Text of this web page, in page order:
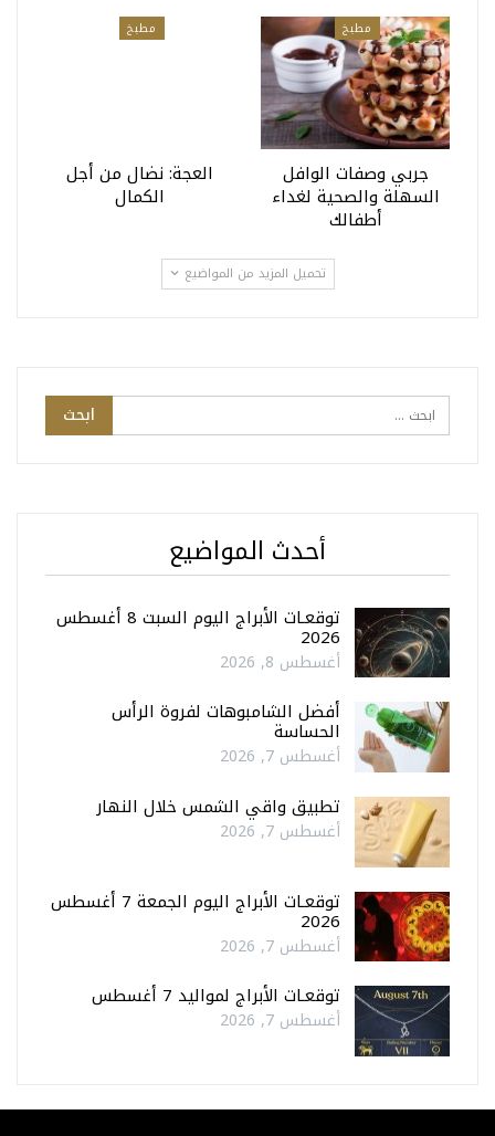
مطبخ
جربي وصفات الوافل
السهلة والصحية لغداء
أطفالك
مطبخ
العجة: نضال من أجل
الكمال
تحميل المزيد من المواضيع
أحدث المواضيع
توقعـات الأبراج اليوم السبت 8 أغسطس
2026
أغسطس 8, 2026
أفضل الشامبوهات لفروة الرأس
الحساسة
أغسطس 7, 2026
تطبيق واقي الشمس خلال النهار
أغسطس 7, 2026
توقعـات الأبراج اليوم الجمعة 7 أغسطس
2026
أغسطس 7, 2026
توقعـات الأبراج لمواليد 7 أغسطس
أغسطس 7, 2026